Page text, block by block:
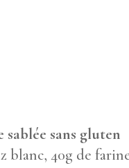
sablée sans gluten
blanc, 40g de